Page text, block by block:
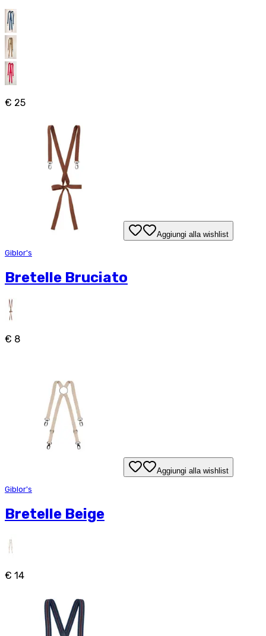
€ 25
Aggiungi alla wishlist
Giblor's
Bretelle Bruciato
€ 8
Aggiungi alla wishlist
Giblor's
Bretelle Beige
€ 14